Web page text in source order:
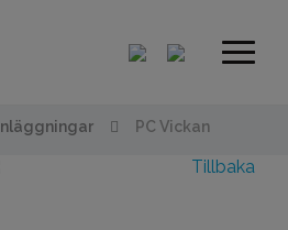
PC Vickan
Tillbaka